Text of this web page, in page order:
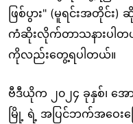
ဖြစ်ပွား" (မူရင်းအတိုင်း
ကံဆိုးလိုက်တာသနားပါတ
ကိုလည်းတွေ့ရပါတယ်။
ဗီဒီယိုက ၂၀၂၄ ခုနှစ်၊
မြို့ ရဲ့ အပြင်ဘက်အဝေးပ